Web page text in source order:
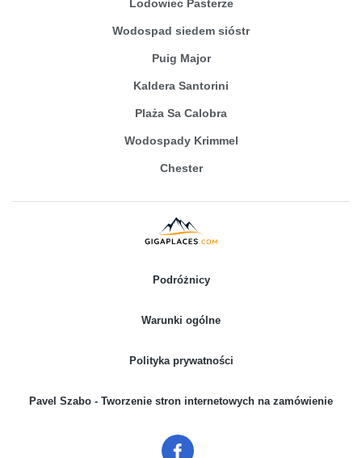
Lodowiec Pasterze
Wodospad siedem sióstr
Puig Major
Kaldera Santorini
Plaża Sa Calobra
Wodospady Krimmel
Chester
Podróżnicy
Warunki ogólne
Polityka prywatności
Pavel Szabo - Tworzenie stron internetowych na zamówienie